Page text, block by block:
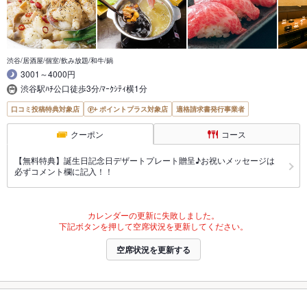
渋谷/居酒屋/個室/飲み放題/和牛/鍋
3001～4000円
渋谷駅ﾊﾁ公口徒歩3分/ﾏｰｸｼﾃｨ横1分
口コミ投稿特典対象店 ポイントプラス対象店 適格請求書発行事業者
クーポン コース
【無料特典】誕生日記念日デザートプレート贈呈♪お祝いメッセージは
必ずコメント欄に記入！！
カレンダーの更新に失敗しました。
下記ボタンを押して空席状況を更新してください。
空席状況を更新する